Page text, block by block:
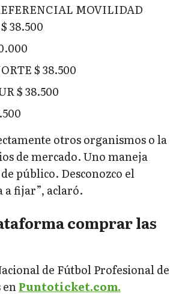
MOVILIDAD
38.500
$ 38.500
$ 38.500
otros organismos o la
de mercado. Uno maneja
público. Desconozco el
a fijar”, aclaró.
comprar las
de Fútbol Profesional de
enPuntoticket.com.